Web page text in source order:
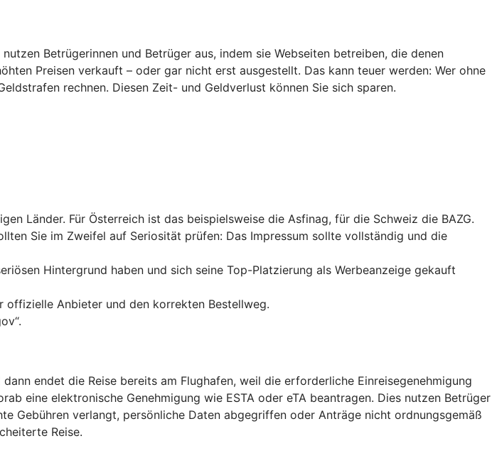
Betrügerinnen und Betrüger aus, indem sie Webseiten betreiben, die denen
Preisen verkauft – oder gar nicht erst ausgestellt. Das kann teuer werden: Wer ohne
rechnen. Diesen Zeit- und Geldverlust können Sie sich sparen.
Länder. Für Österreich ist das beispielsweise die Asfinag, für die Schweiz die BAZG.
Sie im Zweifel auf Seriosität prüfen: Das Impressum sollte vollständig und die
Hintergrund haben und sich seine Top-Platzierung als Werbeanzeige gekauft
offizielle Anbieter und den korrekten Bestellweg.
endet die Reise bereits am Flughafen, weil die erforderliche Einreisegenehmigung
eine elektronische Genehmigung wie ESTA oder eTA beantragen. Dies nutzen Betrüger
Gebühren verlangt, persönliche Daten abgegriffen oder Anträge nicht ordnungsgemäß
Reise.